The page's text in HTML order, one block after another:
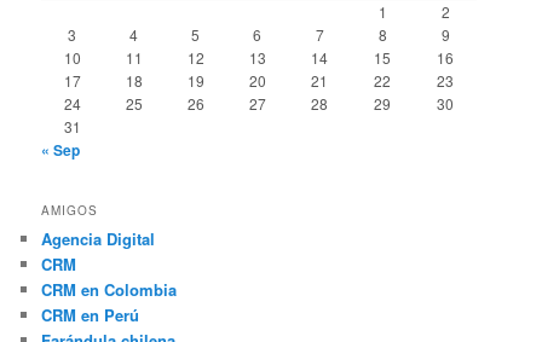
1
2
3
4 5 6 7 8
9
10
11 12 13 14 15
16
17
18 19 20 21 22
23
24
25 26 27 28 29
30
31
« Sep
AMIGOS
Agencia Digital
CRM
CRM en Colombia
CRM en Perú